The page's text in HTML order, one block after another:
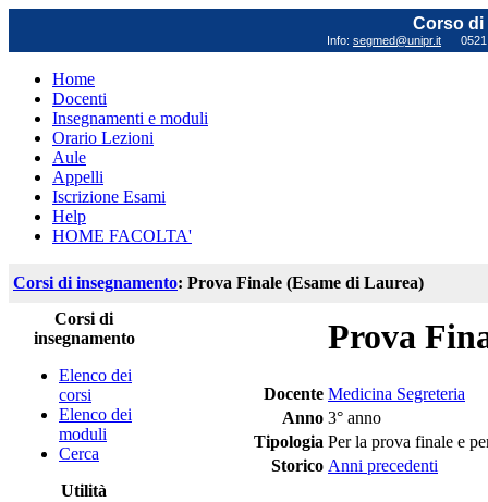
Corso di
Info: segmed@unipr.it
Home
Docenti
Insegnamenti e moduli
Orario Lezioni
Aule
Appelli
Iscrizione Esami
Help
HOME FACOLTA'
Corsi di insegnamento: Prova Finale (Esame di Laurea)
Corsi di
insegnamento
Elenco dei
corsi
Elenco dei
moduli
Cerca
Utilità
Prova
Docente Medicina Segreteria
Anno 3° anno
Tipologia Per la prova finale e
Storico Anni precedenti